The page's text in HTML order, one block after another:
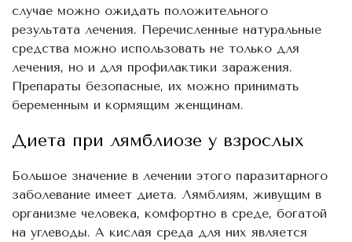
случае можно ожидать положительного
результата лечения. Перечисленные натуральные
средства можно использовать не только для
лечения, но и для профилактики заражения.
Препараты безопасные, их можно принимать
беременным и кормящим женщинам.
Диета при лямблиозе у взрослых
Большое значение в лечении этого паразитарного
заболевание имеет диета. Лямблиям, живущим в
организме человека, комфортно в среде, богатой
на углеводы. А кислая среда для них является